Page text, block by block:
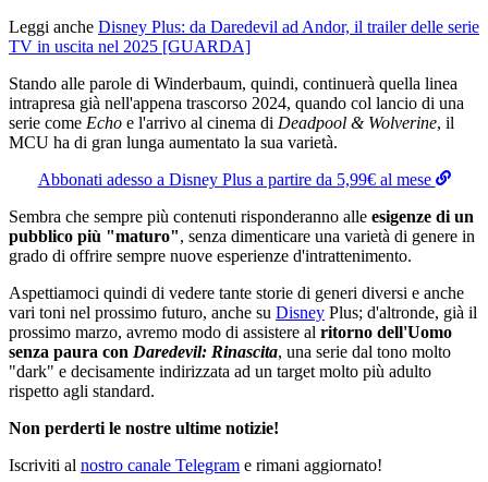
Leggi anche Disney Plus: da Daredevil ad Andor, il trailer delle serie
TV in uscita nel 2025 [GUARDA]
Stando alle parole di Winderbaum, quindi, continuerà quella linea
intrapresa già nell'appena trascorso 2024, quando col lancio di una
serie come Echo e l'arrivo al cinema di Deadpool & Wolverine, il
MCU ha di gran lunga aumentato la sua varietà.
Abbonati adesso a Disney Plus a partire da 5,99€ al mese
Sembra che sempre più contenuti risponderanno alle esigenze di un
pubblico più "maturo", senza dimenticare una varietà di genere in
grado di offrire sempre nuove esperienze d'intrattenimento.
Aspettiamoci quindi di vedere tante storie di generi diversi e anche
vari toni nel prossimo futuro, anche su Disney Plus; d'altronde, già il
prossimo marzo, avremo modo di assistere al ritorno dell'Uomo
senza paura con Daredevil: Rinascita, una serie dal tono molto
"dark" e decisamente indirizzata ad un target molto più adulto
rispetto agli standard.
Non perderti le nostre ultime notizie!
Iscriviti al nostro canale Telegram e rimani aggiornato!